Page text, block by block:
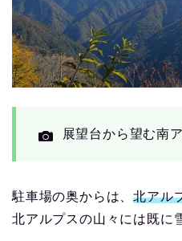
展望台から望む南
駐車場の奥からは、北アル
北アルプスの山々には既に